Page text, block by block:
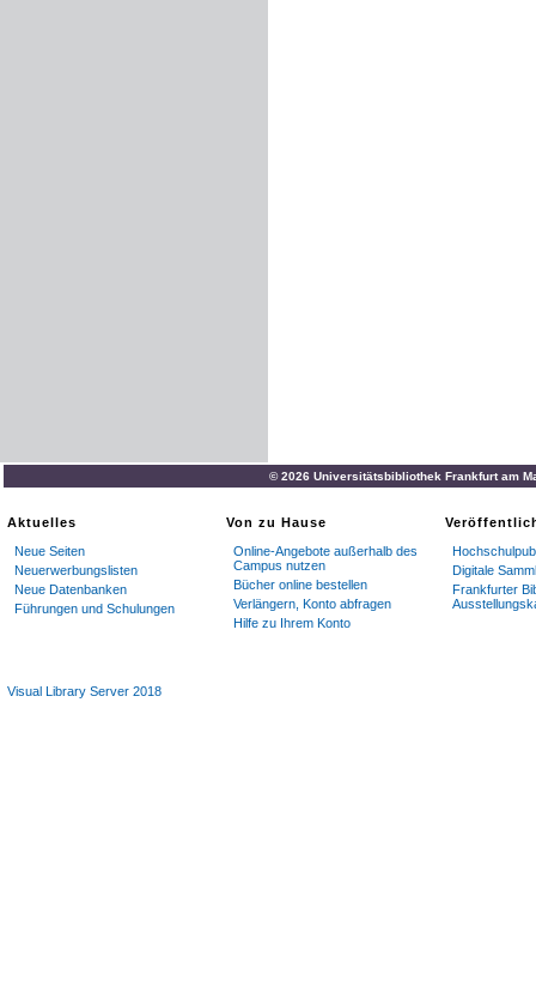
© 2026 Universitätsbibliothek Frankfurt am
Aktuelles
Neue Seiten
Neuerwerbungslisten
Neue Datenbanken
Führungen und Schulungen
Von zu Hause
Online-Angebote außerhalb des
Campus nutzen
Bücher online bestellen
Verlängern, Konto abfragen
Hilfe zu Ihrem Konto
Digitale
Frankfurter
Visual Library Server 2018